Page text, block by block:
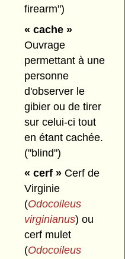
firearm")
« cache »
Ouvrage
permettant à une
personne
d'observer le
gibier ou de tirer
sur celui-ci tout
en étant cachée.
("blind")
« cerf »Cerf de
Virginie
(Odocoileus
virginianus) ou
cerf mulet
(Odocoileus